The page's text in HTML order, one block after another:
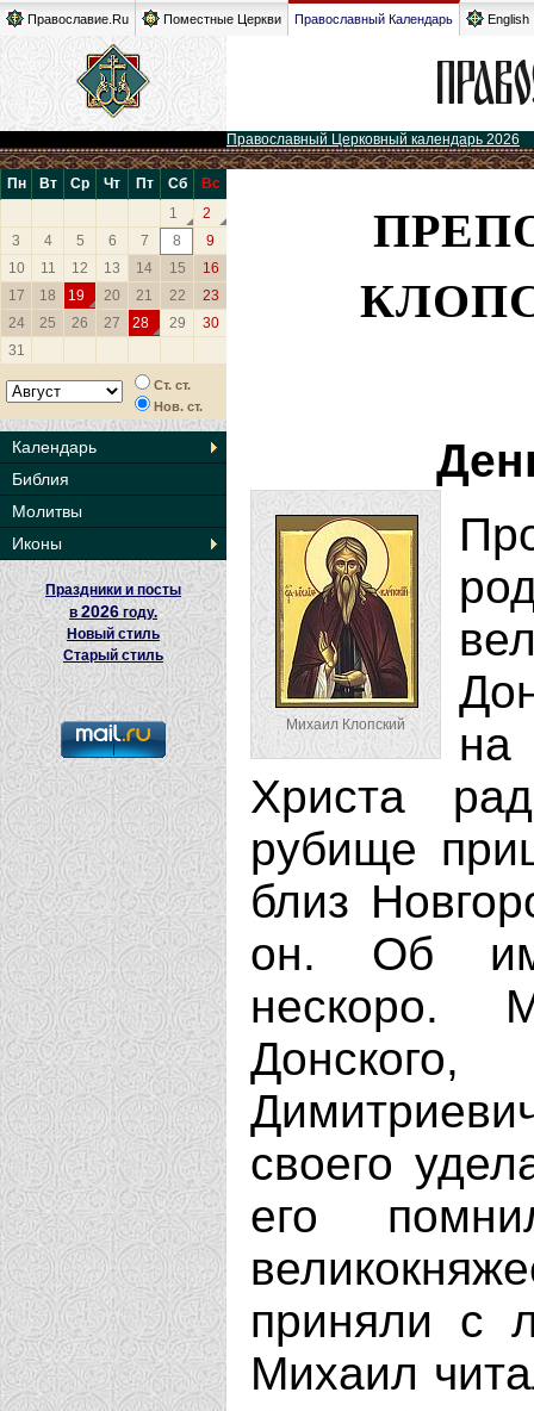
Православие.Ru Поместные Церкви Православный Календарь English
Православный Церковный календарь 2026
Пн Вт Ср Чт Пт Сб
Вс
1
2
3
4 5 6 7 8
9
10
11 12 13 14 15
16
17
18 19 20 21 22
23
24
25 26 27 28 29
30
31
Ст. ст.
Нов. ст.
Календарь
Библия
Молитвы
Иконы
Праздники и посты
в 2026 году.
Новый стиль
Старый стиль
Михаил Клопский
Христа
рубище
близ
он. Об
нескоро.
своего
его
приняли с
Михаил